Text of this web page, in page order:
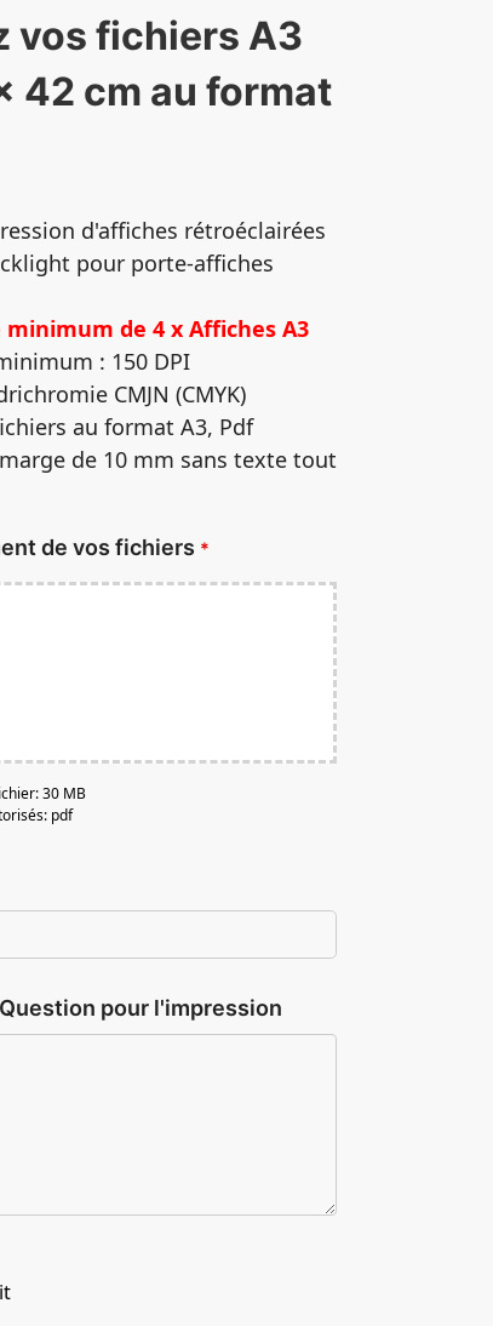
vos fichiers A3
42 cm au format
d'affiches rétroéclairées
pour porte-affiches
minimum de 4 x Affiches A3
: 150 DPI
CMJN (CMYK)
au format A3, Pdf
de 10 mm sans texte tout
de vos fichiers *
30 MB
pdf
pour l'impression